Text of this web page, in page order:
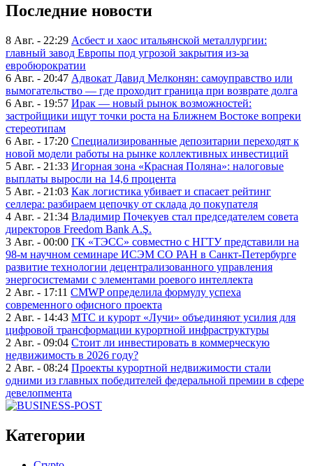
Последние новости
8 Авг. - 22:29 Асбест и хаос итальянской металлургии:
главный завод Европы под угрозой закрытия из-за
евробюрократии
6 Авг. - 20:47 Адвокат Давид Мелконян: самоуправство или
вымогательство — где проходит граница при возврате долга
6 Авг. - 19:57 Ирак — новый рынок возможностей:
застройщики ищут точки роста на Ближнем Востоке вопреки
стереотипам
6 Авг. - 17:20 Специализированные депозитарии переходят к
новой модели работы на рынке коллективных инвестиций
5 Авг. - 21:33 Игорная зона «Красная Поляна»: налоговые
выплаты выросли на 14,6 процента
5 Авг. - 21:03 Как логистика убивает и спасает рейтинг
селлера: разбираем цепочку от склада до покупателя
4 Авг. - 21:34 Владимир Почекуев стал председателем совета
директоров Freedom Bank A.Ş.
3 Авг. - 00:00 ГК «ТЭСС» совместно с НГТУ представили на
98-м научном семинаре ИСЭМ СО РАН в Санкт-Петербурге
развитие технологии децентрализованного управления
энергосистемами с элементами роевого интеллекта
2 Авг. - 17:11 CMWP определила формулу успеха
современного офисного проекта
2 Авг. - 14:43 МТС и курорт «Лучи» объединяют усилия для
цифровой трансформации курортной инфраструктуры
2 Авг. - 09:04 Стоит ли инвестировать в коммерческую
недвижимость в 2026 году?
2 Авг. - 08:24 Проекты курортной недвижимости стали
одними из главных победителей федеральной премии в сфере
девелопмента
Категории